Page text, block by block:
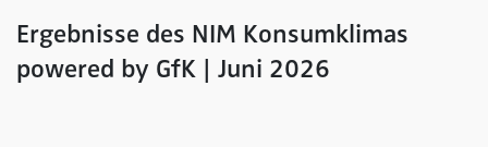
Ergebnisse des NIM Konsumklimas
powered by GfK | Juni 2026